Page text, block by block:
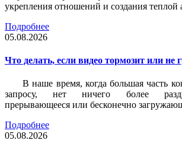
укрепления отношений и создания теплой
Подробнее
05.08.2026
Что делать, если видео тормозит или не
В наше время, когда большая часть
запросу, нет ничего более
прерывающееся или бесконечно
Подробнее
05.08.2026